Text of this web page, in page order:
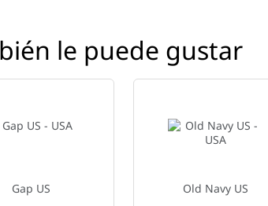
le puede gustar
Gap US Old Navy US